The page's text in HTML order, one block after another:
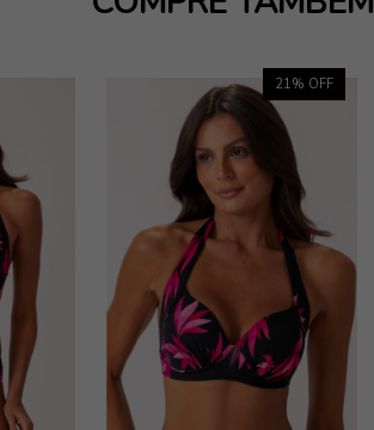
21% OFF